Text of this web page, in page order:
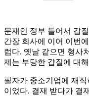
문재인 정부 들어서 갑
간장 회사에 이어 이번
럽다. 옛날 같으면 형사
제는 부당한 갑질에 대
필자가 중소기업에 재
이었다. 결재 받다가 결